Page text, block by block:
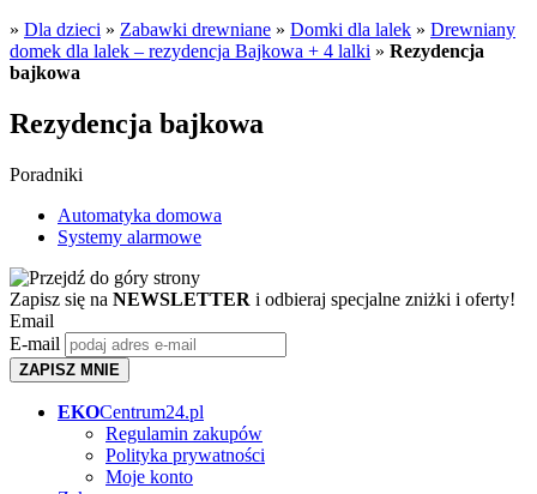
» Dla dzieci » Zabawki drewniane » Domki dla lalek » Drewniany
domek dla lalek – rezydencja Bajkowa + 4 lalki » Rezydencja
bajkowa
Rezydencja bajkowa
Poradniki
Automatyka domowa
Systemy alarmowe
Zapisz się na NEWSLETTER i odbieraj specjalne zniżki i oferty!
Email
E-mail
ZAPISZ MNIE
EKOCentrum24.pl
Regulamin zakupów
Polityka prywatności
Moje konto